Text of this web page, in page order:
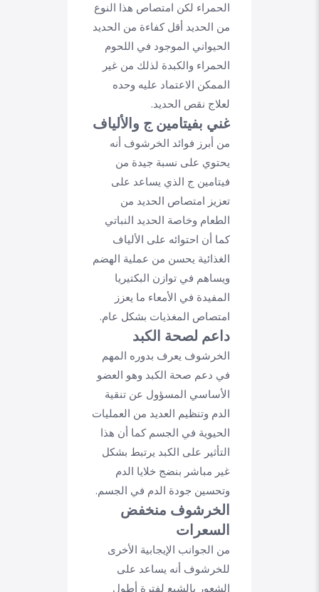
الحمراء لكن امتصاص هذا النوع
من الحديد أقل كفاءة من الحديد
الحيواني الموجود في اللحوم
الحمراء والكبدة لذلك من غير
الممكن الاعتماد عليه وحده
لعلاج نقص الحديد.
غني بفيتامين ج والألياف
من أبرز فوائد الخرشوف أنه
يحتوي على نسبة جيدة من
فيتامين ج الذي يساعد على
تعزيز امتصاص الحديد من
الطعام وخاصة الحديد النباتي
كما أن احتوائه على الألياف
الغذائية يحسن من عملية الهضم
ويساهم في توازن البكتيريا
المفيدة في الأمعاء ما يعزز
امتصاص المغذيات بشكل عام.
داعم لصحة الكبد
الخرشوف يعرف بدوره المهم
في دعم صحة الكبد وهو العضو
الأساسي المسؤول عن تنقية
الدم وتنظيم العديد من العمليات
الحيوية في الجسم كما أن هذا
التأثير على الكبد يرتبط بشكل
غير مباشر بنضج خلايا الدم
وتحسين جودة الدم في الجسم.
الخرشوف منخفض
السعرات
من الجوانب الإيجابية الأخرى
للخرشوف أنه يساعد على
الشعور بالشبع لفترة أطول